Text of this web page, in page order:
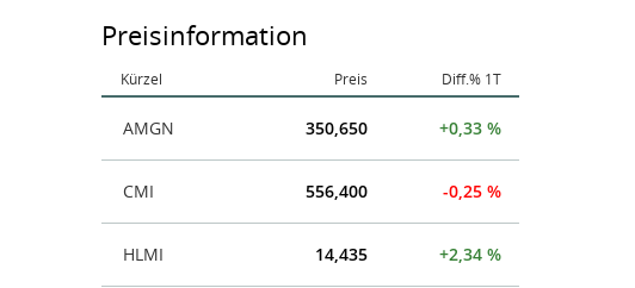
Preisinformation
Kürzel Preis Diff.% 1T
AMGN 350,650 +0,33 %
CMI 556,400 -0,25 %
HLMI 14,435 +2,34 %